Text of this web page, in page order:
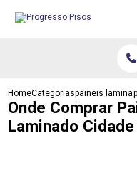
HomeCategoriaspaineis
Onde Comprar
Laminado Cidade